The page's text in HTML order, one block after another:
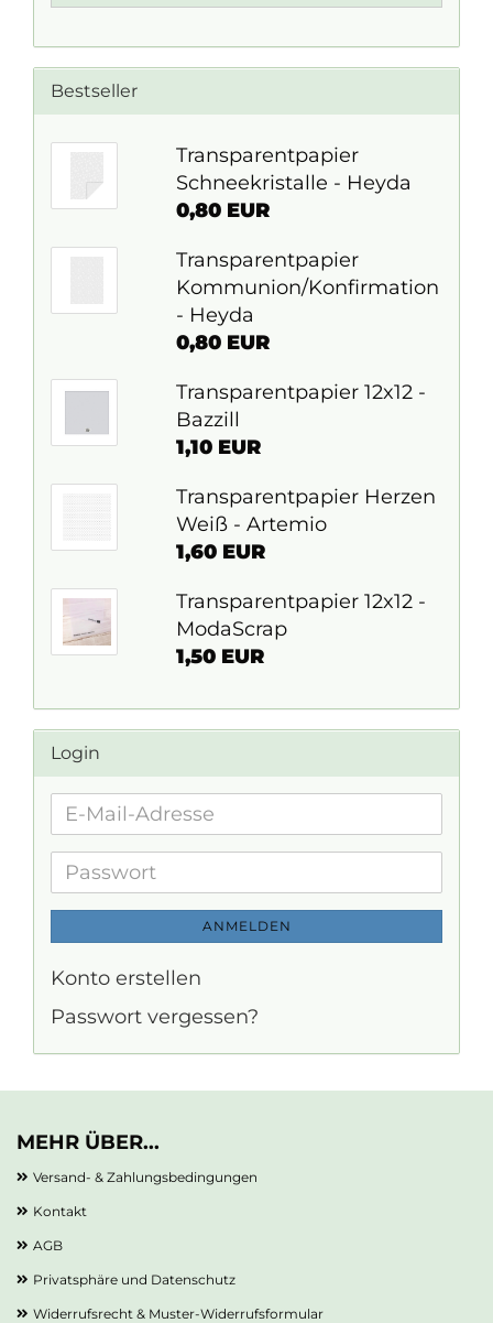
Bestseller
Transparentpapier
Schneekristalle - Heyda
0,80 EUR
Transparentpapier
Kommunion/Konfirmation
- Heyda
0,80 EUR
Transparentpapier 12x12 -
Bazzill
1,10 EUR
Transparentpapier Herzen
Weiß - Artemio
1,60 EUR
Transparentpapier 12x12 -
ModaScrap
1,50 EUR
Login
E-
Adresse
Passwort
ANMELDEN
Konto erstellen
Passwort vergessen?
MEHR ÜBER...
Versand- & Zahlungsbedingungen
Kontakt
AGB
Privatsphäre und Datenschutz
Widerrufsrecht & Muster-Widerrufsformular